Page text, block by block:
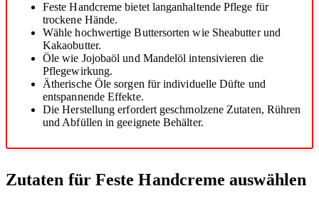
Feste Handcreme bietet langanhaltende Pflege für
trockene Hände.
Wähle hochwertige Buttersorten wie Sheabutter und
Kakaobutter.
Öle wie Jojobaöl und Mandelöl intensivieren die
Pflegewirkung.
Ätherische Öle sorgen für individuelle Düfte und
entspannende Effekte.
Die Herstellung erfordert geschmolzene Zutaten, Rühren
und Abfüllen in geeignete Behälter.
Zutaten für Feste Handcreme auswählen